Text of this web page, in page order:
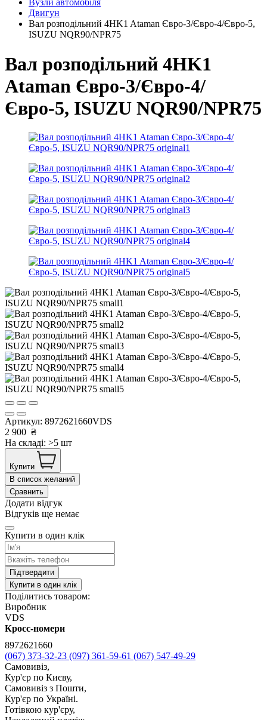
Вузли автомобіля
Двигун
Вал розподільний 4HK1 Ataman Євро-3/Євро-4/Євро-5,
ISUZU NQR90/NPR75
Вал розподільний 4HK1
Ataman Євро-3/Євро-4/
Євро-5, ISUZU NQR90/NPR75
Артикул: 8972621660VDS
2 900 ₴
На складі: >5 шт
Купити
В список желаний
Сравнить
Додати відгук
Відгуків ще немає
Купити в один клік
Підтвердити
Купити в один клік
Поділитись товаром:
Виробник
VDS
Кросс-номери
8972621660
(067) 373-32-23 (097) 361-59-61 (067) 547-49-29
Самовивіз,
Кур'єр по Києву,
Самовивіз з Пошти,
Кур'єр по Україні.
Готівкою кур'єру,